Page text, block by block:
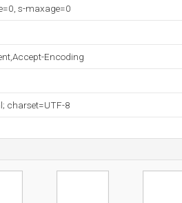
s-maxage=0
Encoding
charset=UTF-8